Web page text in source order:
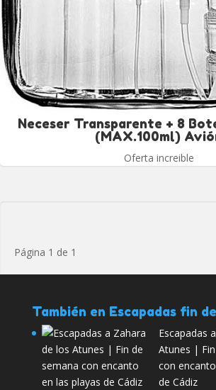
Neceser Transparente + 8
(MAX.100ml)
Oferta increible
Página 1 de 1
También en Escapadas fin
Escapadas
Atunes |
con
de Cádiz